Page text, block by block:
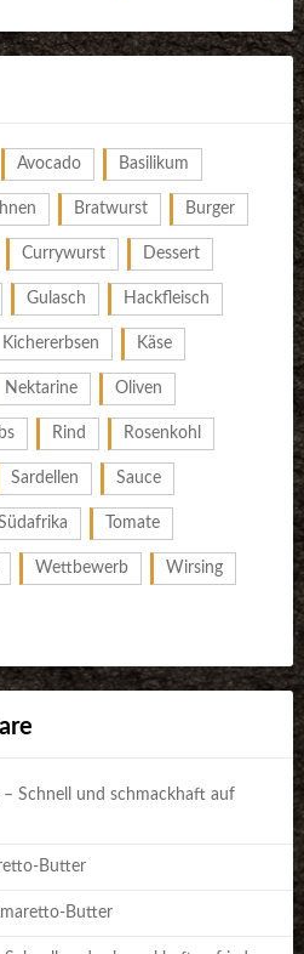
Avocado Basilikum
Bratwurst Burger
Currywurst Dessert
Gulasch Hackfleisch
Kichererbsen Käse
Nektarine Oliven
Rind Rosenkohl
Sardellen Sauce
Tomate
Wettbewerb Wirsing
Schnell und schmackhaft auf
Butter
Butter